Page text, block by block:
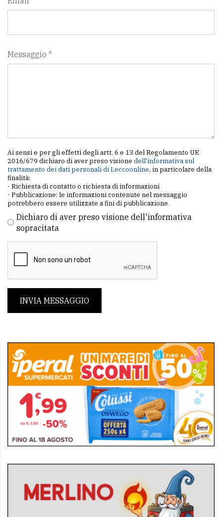
Messaggio *
Ai sensi e per gli effetti degli artt. 6 e 13 del Regolamento UE
2016/679 dichiaro di aver preso visione dell'informativa sul
trattamento dei dati personali di Leccoonline, in particolare della
finalità:
- Richiesta di contatto o richiesta di informazioni
- Pubblicazione: le informazioni contenute nel messaggio
potrebbero essere utilizzate a fini di pubblicazione
Dichiaro di aver preso visione dell'informativa
sopracitata
INVIA MESSAGGIO